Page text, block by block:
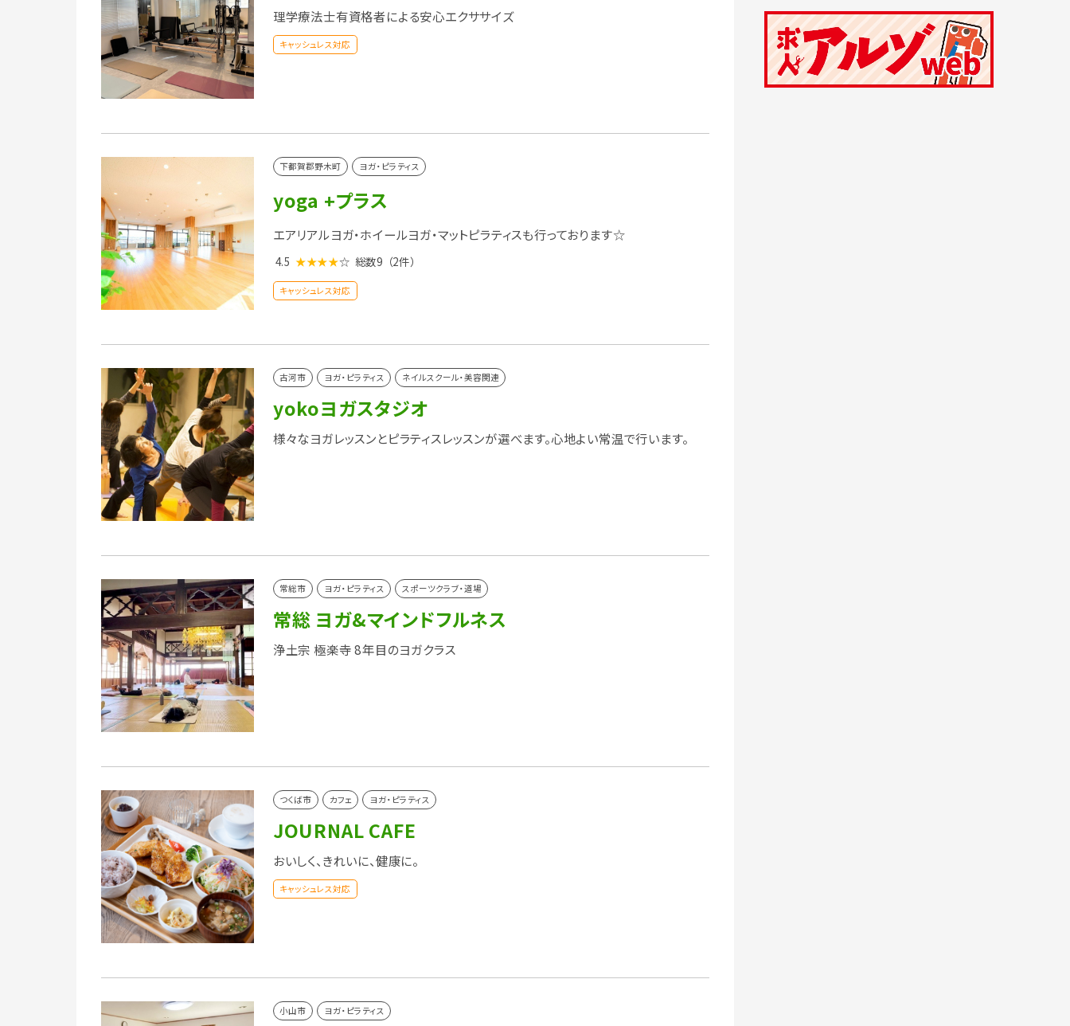
理学療法士有資格者による安心エクササイズ
キャッシュレス対応
下都賀郡野木町 ヨガ・ピラティス
yoga +プラス
エアリアルヨガ・ホイールヨガ・マットピラティスも行っております☆
4.5 ★★★★☆ 総数9 （2件）
キャッシュレス対応
古河市 ヨガ・ピラティス ネイルスクール・美容関連
yokoヨガスタジオ
様々なヨガレッスンとピラティスレッスンが選べます。心地よい常温で行います。
常総市 ヨガ・ピラティス スポーツクラブ・道場
常総 ヨガ&マインドフルネス
浄土宗 極楽寺 8年目のヨガクラス
つくば市 カフェ ヨガ・ピラティス
JOURNAL CAFE
おいしく、きれいに、健康に。
キャッシュレス対応
小山市 ヨガ・ピラティス